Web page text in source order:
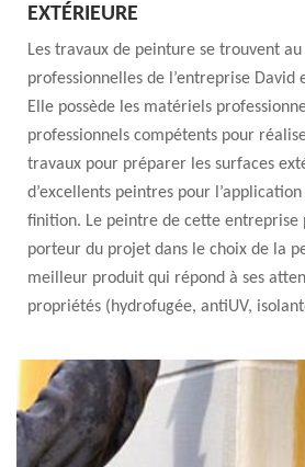
EXTÉRIEURE
Les travaux de peinture se trouvent
professionnelles de l’entreprise
Elle possède les matériels
professionnels compétents pour
travaux pour préparer les surfaces
d’excellents peintres pour
finition. Le peintre de cette entreprise
porteur du projet dans le choix de la
meilleur produit qui répond à ses
propriétés (hydrofugée, antiUV,